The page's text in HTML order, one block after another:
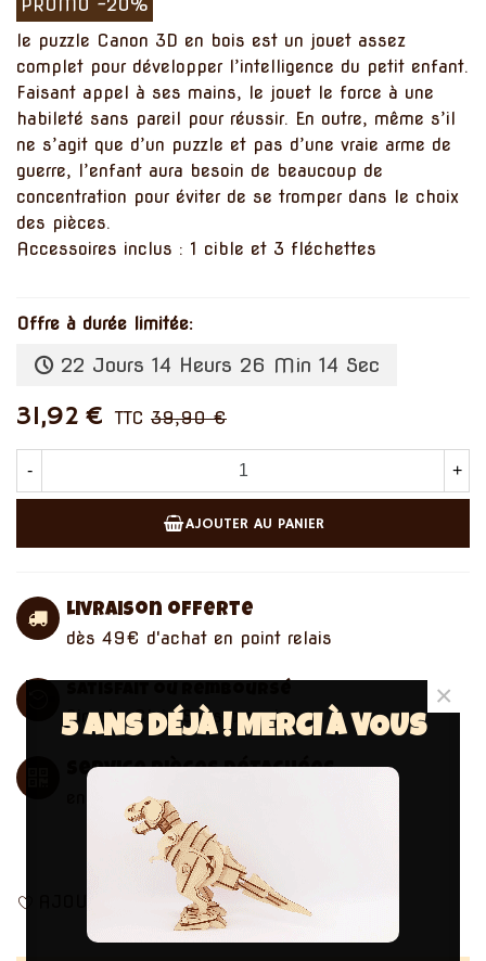
PROMO -20%
le puzzle Canon 3D en bois est un jouet assez
complet pour développer l’intelligence du petit enfant.
Faisant appel à ses mains, le jouet le force à une
habileté sans pareil pour réussir. En outre, même s’il
ne s’agit que d’un puzzle et pas d’une vraie arme de
guerre, l’enfant aura besoin de beaucoup de
concentration pour éviter de se tromper dans le choix
des pièces.
Accessoires inclus : 1 cible et 3 fléchettes
Offre à durée limitée:
22 Jours 14 Heurs 26 Min 14 Sec
31,92 € TTC 39,90 €
- +
AJOUTER AU PANIER
Livraison offerte
dès 49€ d'achat en point relais
Simple. Clair. Sans pression.
Service pièces détachées
en cas de casse
AJOUTER À LA LISTE DE SOUHAITS
5 ANS DÉJÀ ! MERCI À VOUS
×